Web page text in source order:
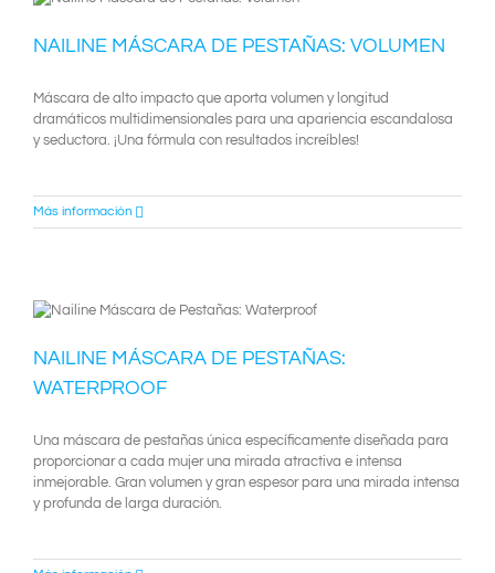
NAILINE MÁSCARA DE PESTAÑAS: VOLUMEN
Máscara de alto impacto que aporta volumen y longitud
dramáticos multidimensionales para una apariencia escandalosa
y seductora. ¡Una fórmula con resultados increíbles!
Más información
NAILINE MÁSCARA DE PESTAÑAS:
WATERPROOF
Una máscara de pestañas única específicamente diseñada para
proporcionar a cada mujer una mirada atractiva e intensa
inmejorable. Gran volumen y gran espesor para una mirada intensa
y profunda de larga duración.